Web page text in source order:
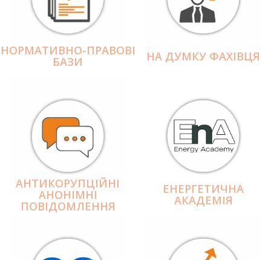
НОРМАТИВНО-ПРАВОВІ
БАЗИ НА ДУМКУ ФАХІВЦЯ
АНТИКОРУПЦІЙНІ
АНОНІМНІ
ПОВІДОМЛЕННЯ
ЕНЕРГЕТИЧНА
АКАДЕМІЯ